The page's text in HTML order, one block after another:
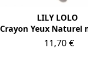
LILY LOLO
Crayon Yeux Naturel
Prix
11,70 €